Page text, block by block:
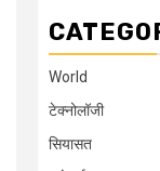
World
टेक्नोलॉजी
सियासत